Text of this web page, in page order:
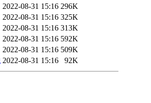
2022-08-31 15:16 296K
2022-08-31 15:16 325K
2022-08-31 15:16 313K
2022-08-31 15:16 592K
2022-08-31 15:16 509K
2022-08-31 15:16 92K